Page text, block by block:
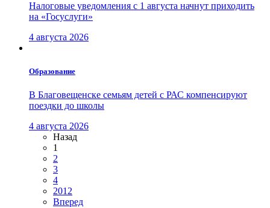
Налоговые уведомления с 1 августа начнут приходить
на «Госуслуги»
4 августа 2026
Образование
В Благовещенске семьям детей с РАС компенсируют
поездки до школы
4 августа 2026
Назад
1
2
3
4
2012
Вперед